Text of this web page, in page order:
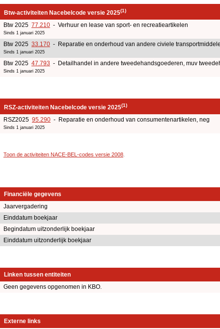
Btw-activiteiten Nacebelcode versie 2025(1)
Btw 2025 77.210 - Verhuur en lease van sport- en recreatieartikelen
Sinds 1 januari 2025
Btw 2025 33.170 - Reparatie en onderhoud van andere civiele
Sinds 1 januari 2025
Btw 2025 47.793 - Detailhandel in andere tweedehandsgoederen, muv
Sinds 1 januari 2025
RSZ-activiteiten Nacebelcode versie 2025(1)
RSZ2025 95.290 - Reparatie en onderhoud van consumentenartikelen, neg
Sinds 1 januari 2025
Toon de activiteiten NACE-BEL-codes versie 2008
Financiële gegevens
Jaarvergadering
Einddatum boekjaar
Begindatum uitzonderlijk boekjaar
Einddatum uitzonderlijk boekjaar
Linken tussen entiteiten
Geen gegevens opgenomen in KBO.
Externe links